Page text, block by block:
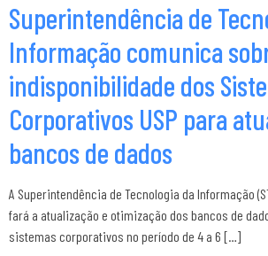
Superintendência de
Informação comunica
indisponibilidade dos
Corporativos USP para
bancos de dados
A Superintendência de Tecnologia da Informação
fará a atualização e otimização dos bancos de
sistemas corporativos no período de 4 a 6 […]